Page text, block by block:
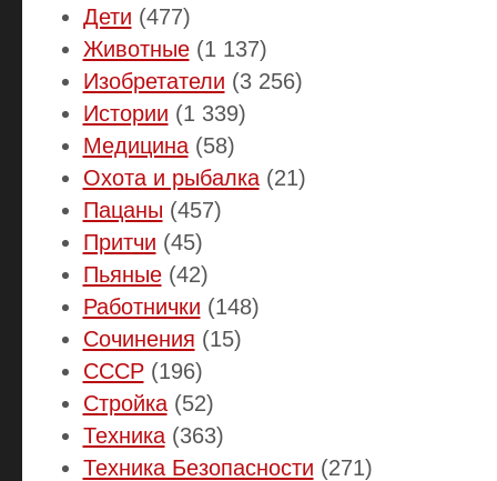
Дети (477)
Животные(1 137)
Изобретатели (3 256)
Истории (1 339)
Медицина(58)
Охота и рыбалка(21)
Пацаны (457)
Притчи (45)
Пьяные(42)
Работнички (148)
Сочинения (15)
СССР(196)
Стройка(52)
Техника(363)
Техника Безопасности (271)